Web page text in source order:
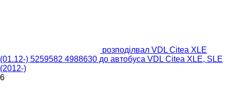
розподілвал VDL Citea XLE
(01.12-) 5259582 4988630 до автобуса VDL Citea XLE, SLE
(2012-)
6